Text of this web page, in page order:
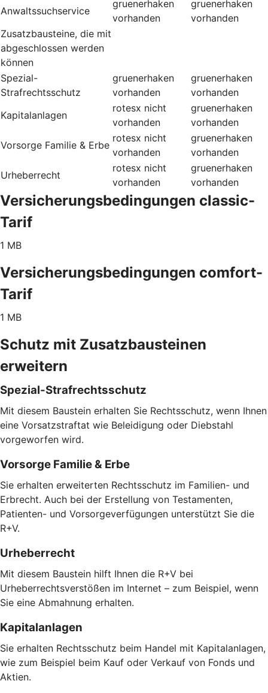
Anwaltssuchservice
gruenerhaken
vorhanden
gruenerhaken
vorhanden
Zusatzbausteine, die mit
abgeschlossen werden
können
Spezial-
Strafrechtsschutz
gruenerhaken
vorhanden
gruenerhaken
vorhanden
Kapitalanlagen
rotesx nicht
vorhanden
gruenerhaken
vorhanden
Vorsorge Familie & Erbe
rotesx nicht
vorhanden
gruenerhaken
vorhanden
Urheberrecht
rotesx nicht
vorhanden
gruenerhaken
vorhanden
Versicherungsbedingungen classic-
Tarif
1 MB
Versicherungsbedingungen comfort-
Tarif
1 MB
Schutz mit Zusatzbausteinen
erweitern
Spezial-Strafrechtsschutz
Mit diesem Baustein erhalten Sie Rechtsschutz, wenn Ihnen
eine Vorsatzstraftat wie Beleidigung oder Diebstahl
vorgeworfen wird.
Vorsorge Familie & Erbe
Sie erhalten erweiterten Rechtsschutz im Familien- und
Erbrecht. Auch bei der Erstellung von Testamenten,
Patienten- und Vorsorgeverfügungen unterstützt Sie die
R+V.
Urheberrecht
Mit diesem Baustein hilft Ihnen die R+V bei
Urheberrechtsverstößen im Internet – zum Beispiel, wenn
Sie eine Abmahnung erhalten.
Kapitalanlagen
Sie erhalten Rechtsschutz beim Handel mit Kapitalanlagen,
wie zum Beispiel beim Kauf oder Verkauf von Fonds und
Aktien.